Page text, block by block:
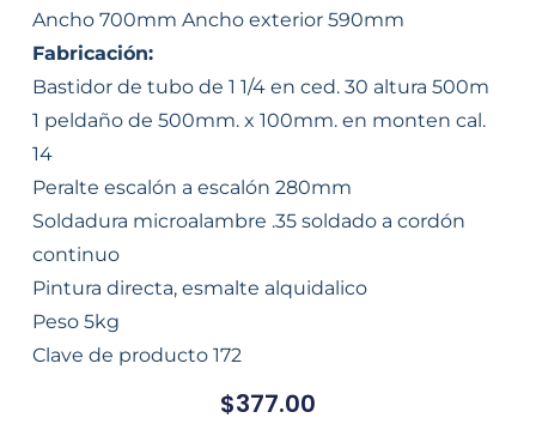
Ancho 700mm Ancho exterior 590mm
Fabricación:
Bastidor de tubo de 1 1/4 en ced. 30 altura 500m
1 peldaño de 500mm. x 100mm. en monten cal.
14
Peralte escalón a escalón 280mm
Soldadura microalambre .35 soldado a cordón
continuo
Pintura directa, esmalte alquidalico
Peso 5kg
Clave de producto 172
$377.00